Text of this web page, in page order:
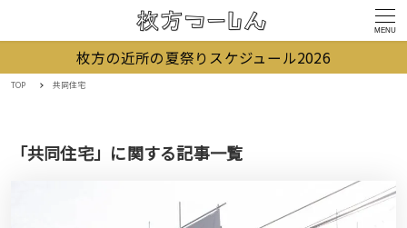
MENU
枚方の近所の夏祭りスケジュール2026
TOP 共同住宅
「共同住宅」に関する記事一覧